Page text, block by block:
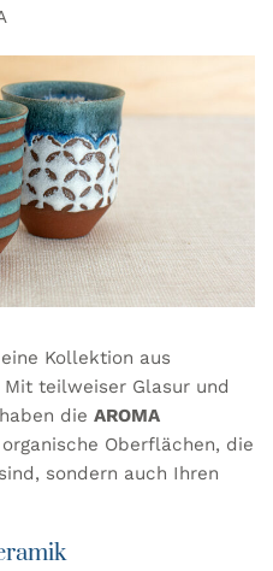
Kollektion aus
teilweiser Glasur und
die AROMA
Oberflächen, die
sondern auch Ihren